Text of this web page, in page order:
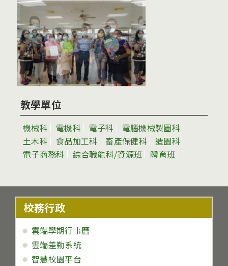
教學單位
機械科 電機科 電子科
電腦機械製圖科
土木科
食品加工科 畜產保健科
造園科
電子商務科
綜合職能科/資源班 體育班
校務行政
雲端學期行事曆
雲端差勤系統
智慧校園平台